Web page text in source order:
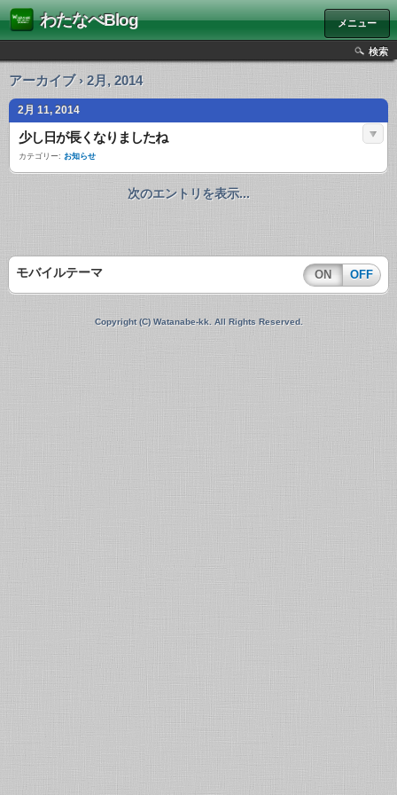
わたなべBlog メニュー
検索
アーカイブ › 2月, 2014
2月 11, 2014
少し日が長くなりましたね
カテゴリー: お知らせ
次のエントリを表示...
モバイルテーマ ON OFF
Copyright (C) Watanabe-kk. All Rights Reserved.